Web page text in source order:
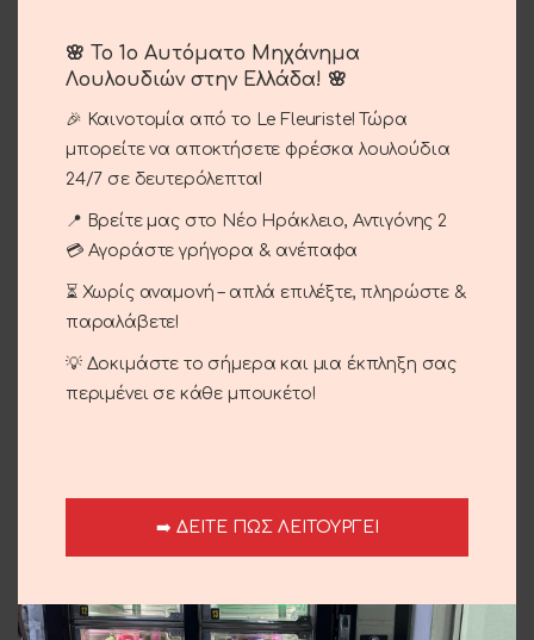
10.00€
Αρκουδάκι με καρδιά love 25cm.
Σύγκριση Αγαπημένο
Κωδικός προϊόντος:
Κατηγορίες: Περιστάσεις Αγίου Βαλεντίνου
🌸 Το 1ο Αυτόματο Μηχάνημα
Λουλουδιών στην Ελλάδα! 🌸
🎉 Καινοτομία από το Le Fleuriste! Τώρα
μπορείτε να αποκτήσετε φρέσκα λουλούδια
24/7 σε δευτερόλεπτα!
📍 Βρείτε μας στο Νέο Ηράκλειο, Αντιγόνης 2
💳 Αγοράστε γρήγορα & ανέπαφα
⏳ Χωρίς αναμονή – απλά επιλέξτε, πληρώστε &
παραλάβετε!
💡 Δοκιμάστε το σήμερα και μια έκπληξη σας
περιμένει σε κάθε μπουκέτο!
➡️ ΔΕΙΤΕ ΠΩΣ ΛΕΙΤΟΥΡΓΕΙ